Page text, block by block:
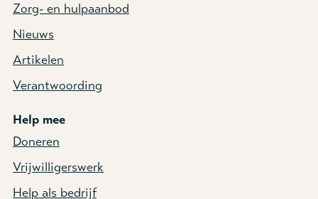
Zorg- en hulpaanbod
Nieuws
Artikelen
Verantwoording
Help mee
Doneren
Vrijwilligerswerk
Help als bedrijf